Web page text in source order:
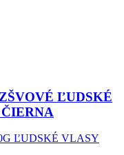
ĽUDSKÉ
ĽUDSKÉ VLASY